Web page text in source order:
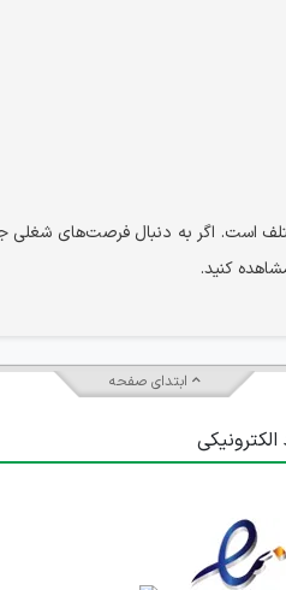
است. اگر به دنبال فرصت‌های شغلی
کنید.
ابتدای صفحه